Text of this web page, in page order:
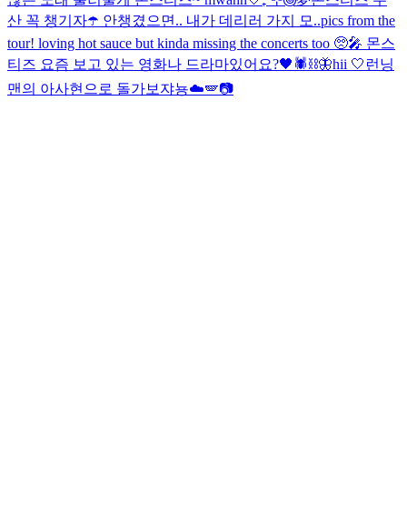
산 꼭 챙기자☂️ 안챙겼으면.. 내가 데리러 가지 모..pics from the
tour! loving hot sauce but kinda missing the concerts too 🥺🎤 몬스
티즈 요즘 보고 있는 영화나 드라마있어요?🖤🕷️⛓️🦋hii 🤍 런닝
맨의 아사현으로 돌가보쟈뇽☁️🪽📷